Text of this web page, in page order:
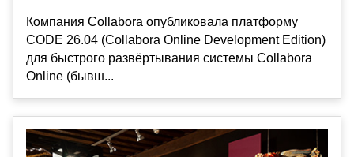
Компания Collabora опубликовала платформу
CODE 26.04 (Collabora Online Development Edition)
для быстрого развёртывания системы Collabora
Online (бывш...